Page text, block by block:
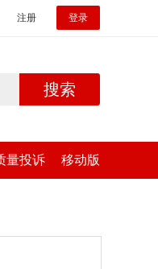
注册 登录
搜索
量投诉 移动版